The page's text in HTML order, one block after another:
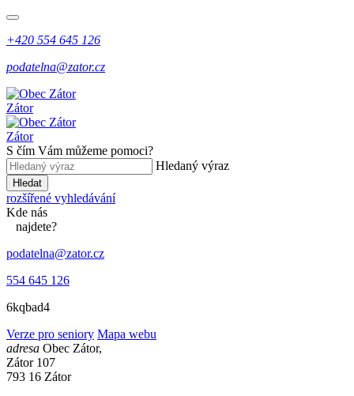
+420 554 645 126
podatelna@zator.cz
Zátor
Zátor
S čím Vám můžeme pomoci?
Hledaný výraz
Hledat
rozšířené vyhledávání
Kde nás
najdete?
podatelna@zator.cz
554 645 126
6kqbad4
Verze pro seniory Mapa webu
adresa Obec Zátor,
Zátor 107
793 16 Zátor